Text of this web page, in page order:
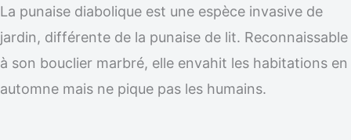
La punaise diabolique est une espèce invasive de
jardin, différente de la punaise de lit. Reconnaissable
à son bouclier marbré, elle envahit les habitations en
automne mais ne pique pas les humains.